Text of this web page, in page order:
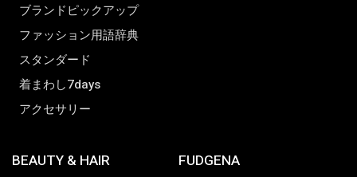
ブランドピックアップ
ファッション用語辞典
スタンダード
着まわし7days
アクセサリー
BEAUTY & HAIR FUDGENA